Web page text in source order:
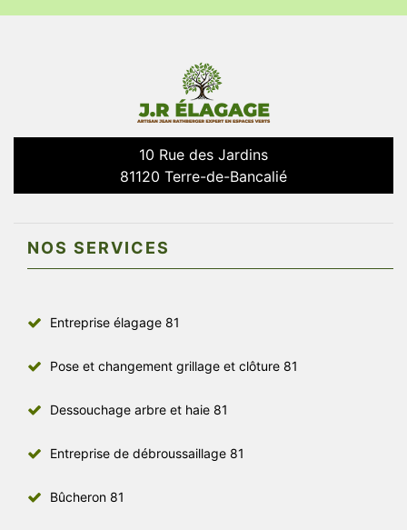
10 Rue des Jardins
81120 Terre-de-Bancalié
NOS SERVICES
Entreprise élagage 81
Pose et changement grillage et clôture 81
Dessouchage arbre et haie 81
Entreprise de débroussaillage 81
Bûcheron 81